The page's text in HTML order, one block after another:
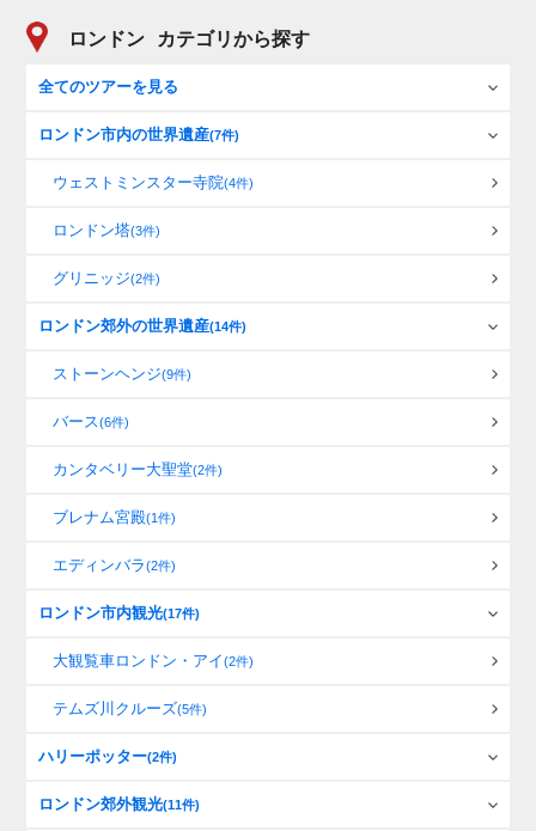
ロンドン カテゴリから探す
全てのツアーを見る
ロンドン市内の世界遺産(7件)
ウェストミンスター寺院(4件)
ロンドン塔(3件)
グリニッジ(2件)
ロンドン郊外の世界遺産(14件)
ストーンヘンジ(9件)
バース(6件)
カンタベリー大聖堂(2件)
ブレナム宮殿(1件)
エディンバラ(2件)
ロンドン市内観光(17件)
大観覧車ロンドン・アイ(2件)
テムズ川クルーズ(5件)
ハリーポッター(2件)
ロンドン郊外観光(11件)